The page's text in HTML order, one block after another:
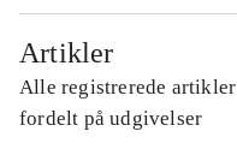
Artikler
Alle registrerede artikler
fordelt på udgivelser